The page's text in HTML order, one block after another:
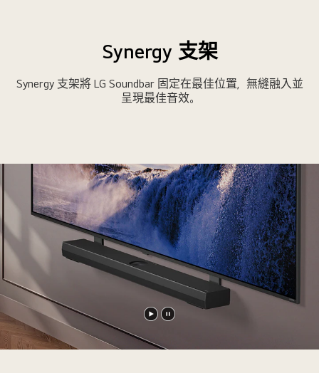
Synergy 支架
Synergy 支架將 LG Soundbar 固定在最佳位置，無縫融入並
呈現最佳音效。
放 停